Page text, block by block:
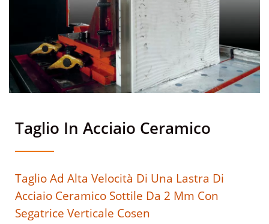
Taglio In Acciaio Ceramico
Taglio Ad Alta Velocità Di Una Lastra Di
Acciaio Ceramico Sottile Da 2 Mm Con
Segatrice Verticale Cosen